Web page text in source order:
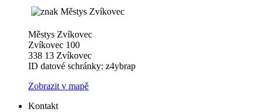
Městys Zvíkovec
Zvíkovec 100
338 13 Zvíkovec
ID datové schránky: z4ybrap
Zobrazit v mapě
Kontakt